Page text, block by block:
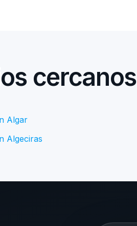
cercanos
Algar
Algeciras